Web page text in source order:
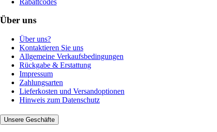
Über uns
Über uns?
Kontaktieren Sie uns
Allgemeine Verkaufsbedingungen
Rückgabe & Erstattung
Impressum
Zahlungsarten
Lieferkosten und Versandoptionen
Hinweis zum Datenschutz
Unsere Geschäfte